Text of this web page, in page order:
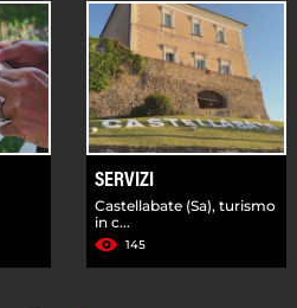
SERVIZI
Castellabate (Sa), turismo
in c...
145